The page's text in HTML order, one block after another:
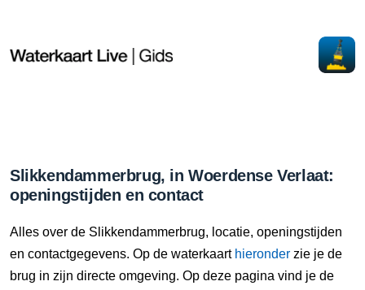
Slikkendammerbrug, in Woerdense Verlaat:
openingstijden en contact
Alles over de Slikkendammerbrug, locatie, openingstijden
en contactgegevens. Op de waterkaart hieronder zie je de
brug in zijn directe omgeving. Op deze pagina vind je de